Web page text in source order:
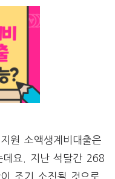
원 소액생계비대출은
데요. 지난 석달간 268
조기 소진될 것으로